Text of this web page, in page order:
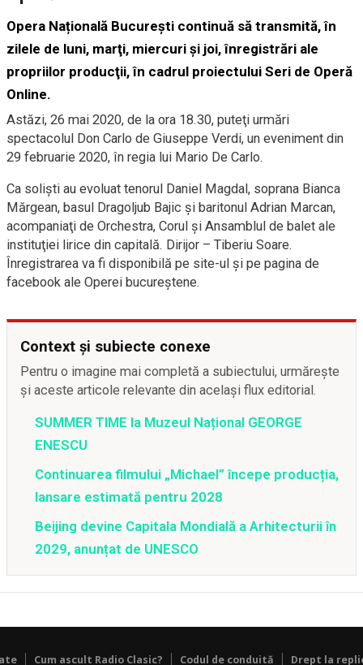
Opera Națională București continuă să transmită, în
zilele de luni, marţi, miercuri şi joi, înregistrări ale
propriilor producţii, în cadrul proiectului Seri de Operă
Online.
Astăzi, 26 mai 2020, de la ora 18.30, puteţi urmări
spectacolul Don Carlo de Giuseppe Verdi, un eveniment din
29 februarie 2020, în regia lui Mario De Carlo.
Ca solişti au evoluat tenorul Daniel Magdal, soprana Bianca
Mărgean, basul Dragoljub Bajic şi baritonul Adrian Marcan,
acompaniaţi de Orchestra, Corul şi Ansamblul de balet ale
instituţiei lirice din capitală. Dirijor – Tiberiu Soare.
Înregistrarea va fi disponibilă pe site-ul şi pe pagina de
facebook ale Operei bucureştene.
Context și subiecte conexe
Pentru o imagine mai completă a subiectului, urmărește
și aceste articole relevante din același flux editorial.
SUMMER TIME la Muzeul Național GEORGE
ENESCU
Continuarea filmului „Michael” începe producția,
lansare estimată pentru 2028
Beijing devine Capitala Mondială a Arhitecturii în
2029, anunțat de UNESCO
Cum ascult Radio Clasic? Codul de conduită Drept la